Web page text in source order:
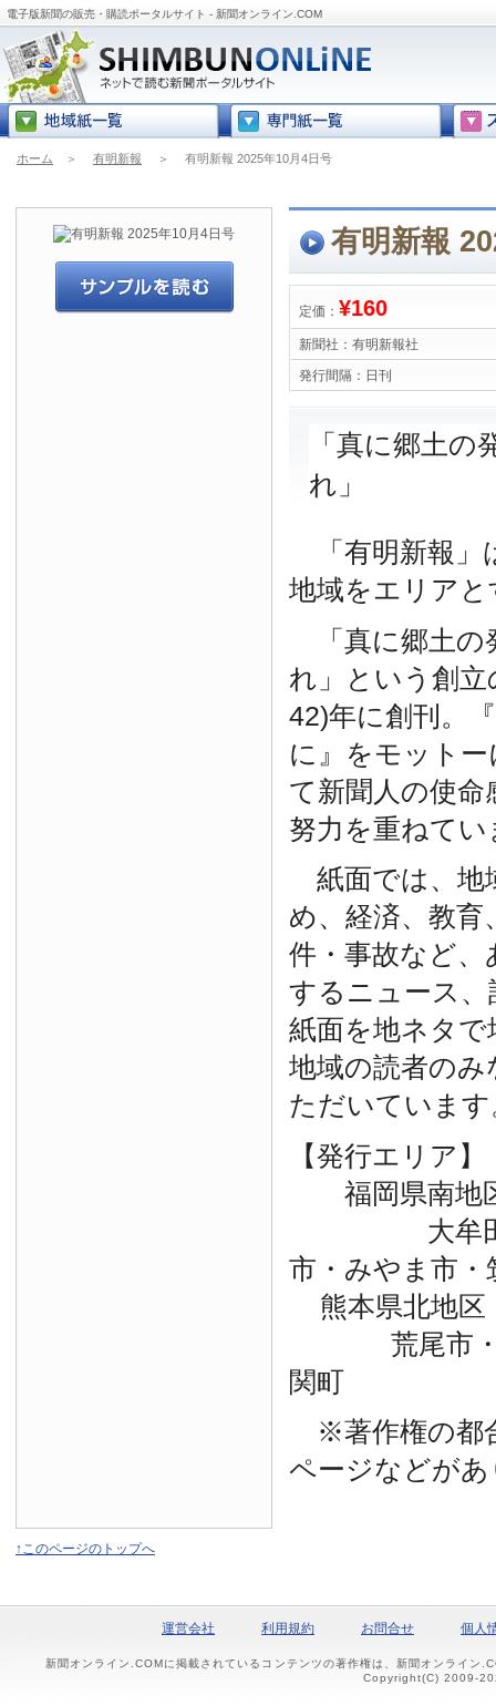
電子版新聞の販売・購読ポータルサイト - 新聞オンライン.COM
ホーム ＞ 有明新報 ＞ 有明新報 2025年10月4日号
有明新報
定価： ¥160
新聞社： 有明新報社
発行間隔： 日刊
「真に郷土の
れ」
「有明新報」
地域をエリア
「真に郷土の
れ」という創
42)年に創刊。
に』をモット
て新聞人の使命
努力を重ねてい
紙面では、地
め、経済、教育
件・事故など
するニュース
紙面を地ネタ
地域の読者の
ただいています
【発行エリア】
福岡県南地
大牟田市
市・みやま市・
熊本県北地区
荒尾市・玉
関町
※著作権の都
ページなどが
↑このページのトップへ
運営会社 利用規約 お問合せ 個人
新聞オンライン.COMに掲載されているコンテンツの著作権は、新聞オンライン
Copyright(C) 2009-